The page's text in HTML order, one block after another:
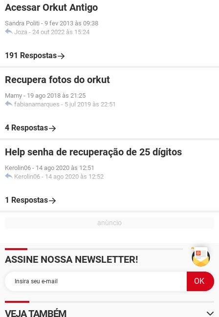
Acessar Orkut Antigo
Sandra Politi - 9 fev 2013 às 09:38
Joza - 24 out 2022 às 15:24
191 Respostas
Recupera fotos do orkut
Mamy - 19 ago 2018 às 21:25
fabianamarques - 5 jul 2019 às 22:51
4 Respostas
Help senha de recuperação de 25 dígitos
Kerolin06 - 14 ago 2020 às 12:51
Kerolin06 - 14 ago 2020 às 12:52
1 Respostas
ASSINE NOSSA NEWSLETTER!
VEJA TAMBÉM